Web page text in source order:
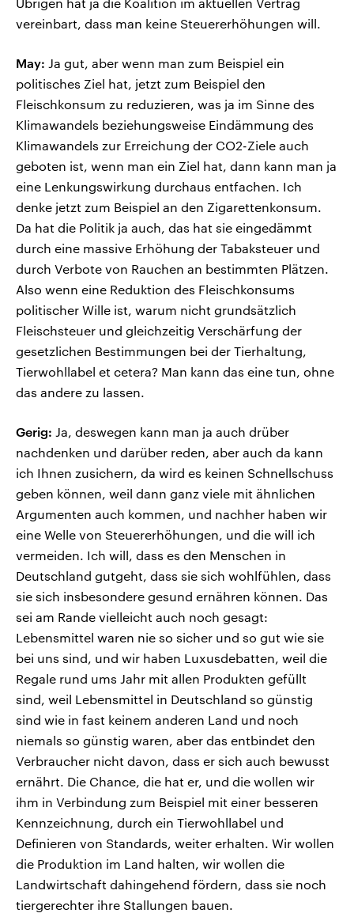
vereinbart, dass man keine Steuererhöhungen will.
May: Ja gut, aber wenn man zum Beispiel ein
politisches Ziel hat, jetzt zum Beispiel den
Fleischkonsum zu reduzieren, was ja im Sinne des
Klimawandels beziehungsweise Eindämmung des
Klimawandels zur Erreichung der CO2-Ziele auch
geboten ist, wenn man ein Ziel hat, dann kann man ja
eine Lenkungswirkung durchaus entfachen. Ich
denke jetzt zum Beispiel an den Zigarettenkonsum.
Da hat die Politik ja auch, das hat sie eingedämmt
durch eine massive Erhöhung der Tabaksteuer und
durch Verbote von Rauchen an bestimmten Plätzen.
Also wenn eine Reduktion des Fleischkonsums
politischer Wille ist, warum nicht grundsätzlich
Fleischsteuer und gleichzeitig Verschärfung der
gesetzlichen Bestimmungen bei der Tierhaltung,
Tierwohllabel et cetera? Man kann das eine tun, ohne
das andere zu lassen.
Gerig: Ja, deswegen kann man ja auch drüber
nachdenken und darüber reden, aber auch da kann
ich Ihnen zusichern, da wird es keinen Schnellschuss
geben können, weil dann ganz viele mit ähnlichen
Argumenten auch kommen, und nachher haben wir
eine Welle von Steuererhöhungen, und die will ich
vermeiden. Ich will, dass es den Menschen in
Deutschland gutgeht, dass sie sich wohlfühlen, dass
sie sich insbesondere gesund ernähren können. Das
sei am Rande vielleicht auch noch gesagt:
Lebensmittel waren nie so sicher und so gut wie sie
bei uns sind, und wir haben Luxusdebatten, weil die
Regale rund ums Jahr mit allen Produkten gefüllt
sind, weil Lebensmittel in Deutschland so günstig
sind wie in fast keinem anderen Land und noch
niemals so günstig waren, aber das entbindet den
Verbraucher nicht davon, dass er sich auch bewusst
ernährt. Die Chance, die hat er, und die wollen wir
ihm in Verbindung zum Beispiel mit einer besseren
Kennzeichnung, durch ein Tierwohllabel und
Definieren von Standards, weiter erhalten. Wir wollen
die Produktion im Land halten, wir wollen die
Landwirtschaft dahingehend fördern, dass sie noch
tiergerechter ihre Stallungen bauen.